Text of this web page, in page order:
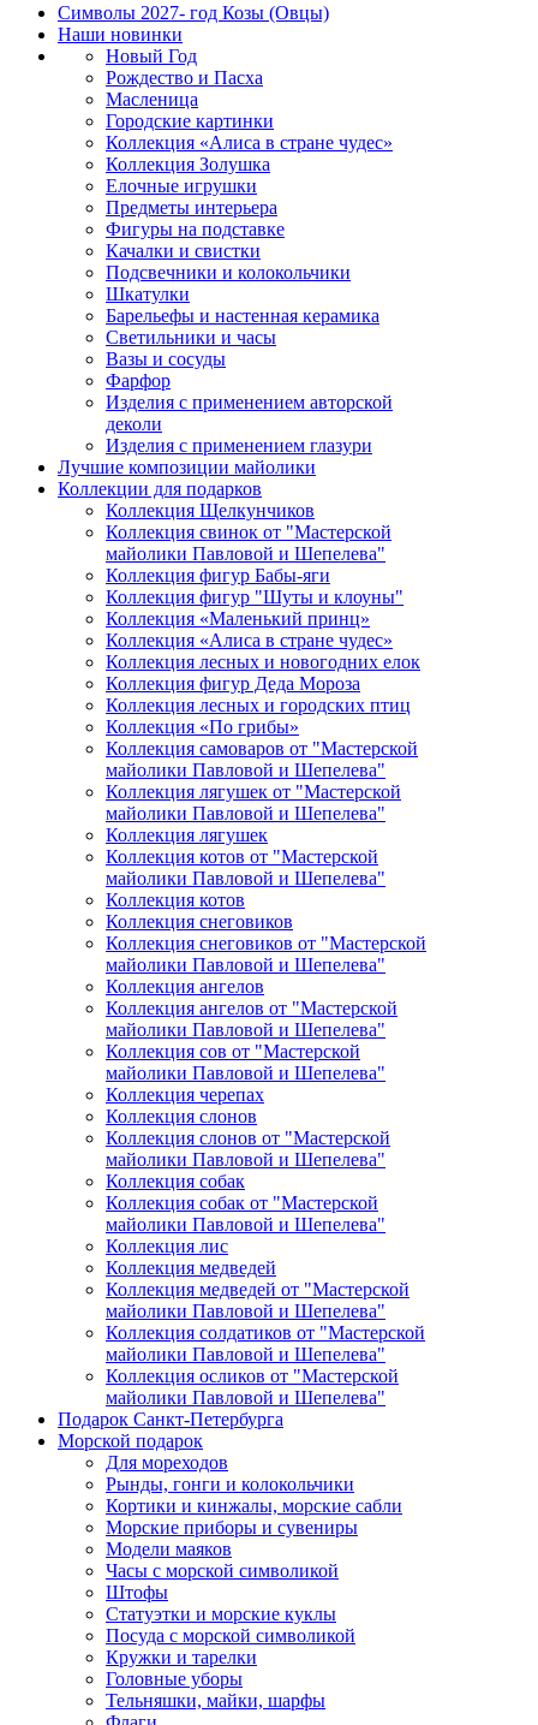
Символы 2027- год Козы (Овцы)
Наши новинки
Новый Год
Рождество и Пасха
Масленица
Городские картинки
Коллекция «Алиса в стране чудес»
Коллекция Золушка
Елочные игрушки
Предметы интерьера
Фигуры на подставке
Качалки и свистки
Подсвечники и колокольчики
Шкатулки
Барельефы и настенная керамика
Светильники и часы
Вазы и сосуды
Фарфор
Изделия с применением авторской
деколи
Изделия с применением глазури
Лучшие композиции майолики
Коллекции для подарков
Коллекция Щелкунчиков
Коллекция свинок от "Мастерской
майолики Павловой и Шепелева"
Коллекция фигур Бабы-яги
Коллекция фигур "Шуты и клоуны"
Коллекция «Маленький принц»
Коллекция «Алиса в стране чудес»
Коллекция лесных и новогодних елок
Коллекция фигур Деда Мороза
Коллекция лесных и городских птиц
Коллекция «По грибы»
Коллекция самоваров от "Мастерской
майолики Павловой и Шепелева"
Коллекция лягушек от "Мастерской
майолики Павловой и Шепелева"
Коллекция лягушек
Коллекция котов от "Мастерской
майолики Павловой и Шепелева"
Коллекция котов
Коллекция снеговиков
Коллекция снеговиков от "Мастерской
майолики Павловой и Шепелева"
Коллекция ангелов
Коллекция ангелов от "Мастерской
майолики Павловой и Шепелева"
Коллекция сов от "Мастерской
майолики Павловой и Шепелева"
Коллекция черепах
Коллекция слонов
Коллекция слонов от "Мастерской
майолики Павловой и Шепелева"
Коллекция собак
Коллекция собак от "Мастерской
майолики Павловой и Шепелева"
Коллекция лис
Коллекция медведей
Коллекция медведей от "Мастерской
майолики Павловой и Шепелева"
Коллекция солдатиков от "Мастерской
майолики Павловой и Шепелева"
Коллекция осликов от "Мастерской
майолики Павловой и Шепелева"
Подарок Санкт-Петербурга
Морской подарок
Для мореходов
Рынды, гонги и колокольчики
Кортики и кинжалы, морские сабли
Морские приборы и сувениры
Модели маяков
Часы с морской символикой
Штофы
Статуэтки и морские куклы
Посуда с морской символикой
Кружки и тарелки
Головные уборы
Тельняшки, майки, шарфы